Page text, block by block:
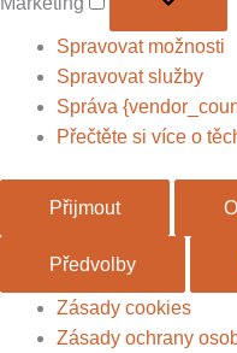
Spravovat možnosti
Spravovat služby
Správa
Přečtěte si více o
Přijmout
Předvolby
Zásady cookies
Zásady ochrany